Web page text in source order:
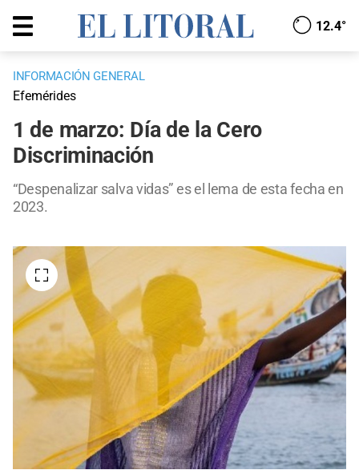
12.4°
INFORMACIÓN GENERAL
Efemérides
1 de marzo: Día de la Cero
Discriminación
“Despenalizar salva vidas” es el lema de esta fecha en
2023.